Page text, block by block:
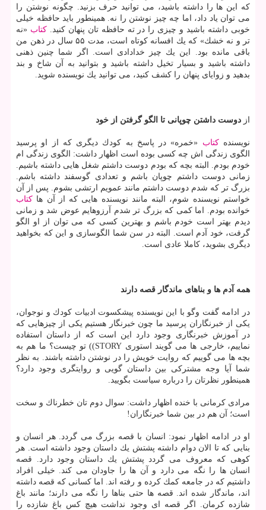
كه این ها را داشته باشید، می توانید حرف بزنید. چگونه نوشتن را
می توان یاد داد، اما چه چیز نوشتن را نه. همینطور باید حافظه خیلی
خوبی داشته باشید و چیزی را در ته حافظه تان پنهان كنید.كتاب «نه
تر و نه خشك» كه یك افسانه كوتاه است، مدت ۵۵ سال در ذهن من
باقی مانده بود. این یك چیز خدادادی است. اگر شما چنین ذهنی
داشته باشید و بسیار تخیل داشته باشید و بتوانید به آن شاخ و بند
بدهید و زوایای پنهان را كشف كنید، می توانید یك نویسنده شوید.
از دوست داشتن چوپانی تا الگو گرفتن از خود
نویسندهكتاب «خمره» در پاسخ به كودك دیگری كه از او پرسید
الگوی زندگی اش چه كسی بوده است اظهار داشت: الگوی زندگی ام
خودم بودم. البته بچه كه بودم دوست داشتم شغل هایی داشته باشیم.
زمانی دوست داشتم چوپان باشم و تعدادی گوسفند داشته باشم.
بزرگ تر كه شدم دوست داشتم مانند عمویم ارتشی بشوم. پس از آن
خواستم نویسنده شوم، البته مانند نویسنده هایی كه از آن ها كتاب
خوانده بودم. اما كمی كه بزرگ تر شدم آرزوهایم عوض شد و زمانی
دیدم بهتر است خودم باشم و بهترین كسی كه می توان از او الگو
گرفت، خود آدم است. البته در سن شما الگوسازی و این كه بخواهید
دیگری بشوید، كاملا عادی است.
همه آدم ها و بناهای ماندگار قصه دارند
در ادامه گفت وگو با این نویسنده پیشكسوت ادبیات كودك و نوجوان،
یكی از خبرنگاران پرسید ما چون خبرنگار هستیم یكی از چیزهایی كه
در آموزش خبرنگاری وجود دارد این است كه از داستان استفاده
نماییم، خارجی ها می گویند استوری STORY)) تو چیست؟ ما هم به
بچه ها می گوییم كه روایت خویش را در نوشتن داشته باشند. به نظر
شما آیا وجه مشتركی بین داستان گویی و روایتگری وجود دارد؟
همینطور نظرتان را درباره سیاست بگویید.
مرادی كرمانی با خنده اظهار داشت: سوال دوم تان خطرناك و سخت
است؛ آن هم در بین شما خبرنگاران!
او در ادامه اظهار نمود: انسان با قصه بزرگ می گردد. هر انسان و
بنایی كه تا الان دوام داشته پشتش یك داستان وجود داشته است. هر
كوهی كه معروف می گردد پشتش یك داستان وجود دارد. قصه
انسان ها را نگه می دارد و آن ها را جاودان می كند. خیلی افراد
داشتیم كه در جامعه كمك كرده و رفته اند. اما كسانی كه قصه داشته
اند، ماندگار شده اند. قصه ها حتی بناها را نگه می دارند؛ مانند باغ
شازده كرمان. اگر قصه ای وجود نداشت هیچ كس باغ شازده را